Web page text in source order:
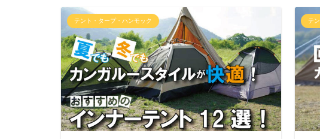
テント・タープ・ハンモック テ